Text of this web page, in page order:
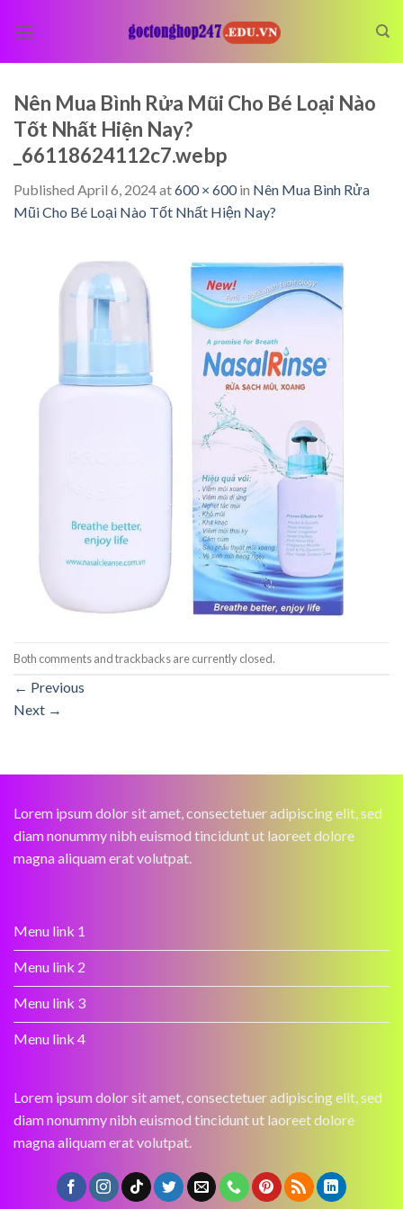
Nên Mua Bình Rửa Mũi Cho Bé Loại Nào
Tốt Nhất Hiện Nay?
_66118624112c7.webp
Published April 6, 2024at600 × 600in Nên Mua Bình Rửa
Mũi Cho Bé Loại Nào Tốt Nhất Hiện Nay?
Both comments and trackbacks are currently closed.
← Previous
Next →
Lorem ipsum dolor sit amet, consectetuer adipiscing elit, sed
diam nonummy nibh euismod tincidunt ut laoreet dolore
magna aliquam erat volutpat.
Menu link 1
Menu link 2
Menu link 3
Menu link 4
Lorem ipsum dolor sit amet, consectetuer adipiscing elit, sed
diam nonummy nibh euismod tincidunt ut laoreet dolore
magna aliquam erat volutpat.